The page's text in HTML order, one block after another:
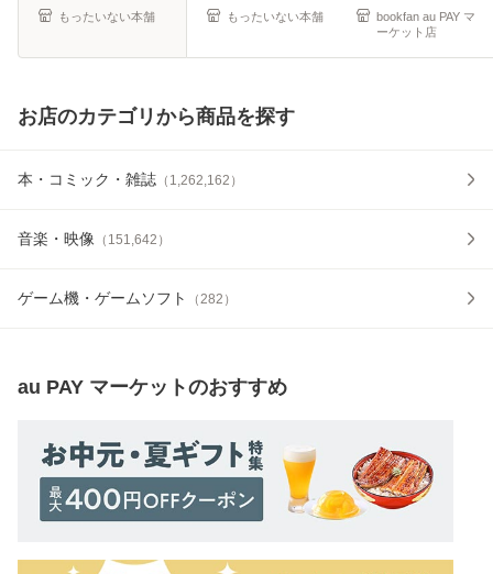
[文庫]【メール便送
もったいない本舗 もったいない本舗
bookfan au PAY マ
ーケット店
お店のカテゴリから商品を探す
本・コミック・雑誌 （ 1,262,162 ）
音楽・映像 （ 151,642 ）
ゲーム機・ゲームソフト （282 ）
au PAY マーケットのおすすめ